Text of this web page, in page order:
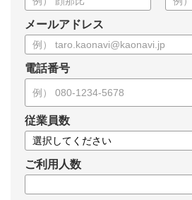
メールアドレス
電話番号
従業員数
ご利用人数